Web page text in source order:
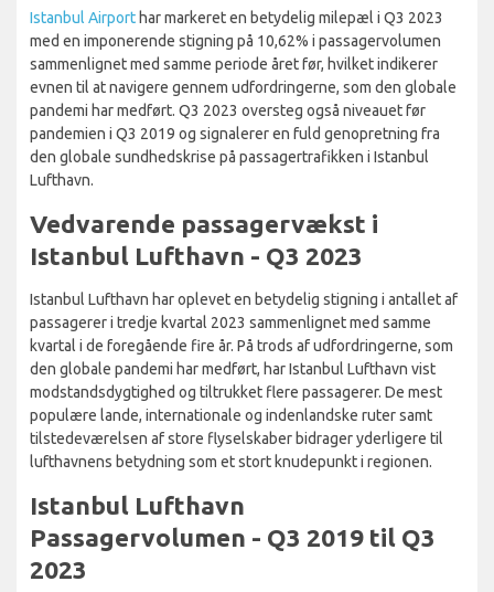
Istanbul Airport har markeret en betydelig milepæl i Q3 2023
med en imponerende stigning på 10,62% i passagervolumen
sammenlignet med samme periode året før, hvilket indikerer
evnen til at navigere gennem udfordringerne, som den globale
pandemi har medført. Q3 2023 oversteg også niveauet før
pandemien i Q3 2019 og signalerer en fuld genopretning fra
den globale sundhedskrise på passagertrafikken i Istanbul
Lufthavn.
Vedvarende passagervækst i
Istanbul Lufthavn - Q3 2023
Istanbul Lufthavn har oplevet en betydelig stigning i antallet af
passagerer i tredje kvartal 2023 sammenlignet med samme
kvartal i de foregående fire år. På trods af udfordringerne, som
den globale pandemi har medført, har Istanbul Lufthavn vist
modstandsdygtighed og tiltrukket flere passagerer. De mest
populære lande, internationale og indenlandske ruter samt
tilstedeværelsen af store flyselskaber bidrager yderligere til
lufthavnens betydning som et stort knudepunkt i regionen.
Istanbul Lufthavn
Passagervolumen - Q3 2019 til Q3
2023